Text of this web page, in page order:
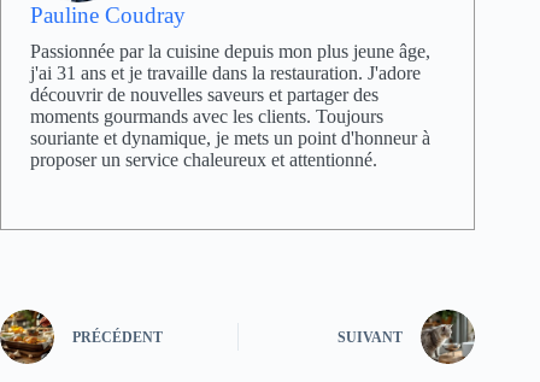
Pauline Coudray
Passionnée par la cuisine depuis mon plus jeune âge,
j'ai 31 ans et je travaille dans la restauration. J'adore
découvrir de nouvelles saveurs et partager des
moments gourmands avec les clients. Toujours
souriante et dynamique, je mets un point d'honneur à
proposer un service chaleureux et attentionné.
PRÉCÉDENT SUIVANT